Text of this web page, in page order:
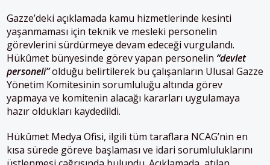
Gazze’deki açıklamada kamu hizmetlerinde kesinti
yaşanmaması için teknik ve mesleki personelin
görevlerini sürdürmeye devam edeceği vurgulandı.
Hükûmet bünyesinde görev yapan personelin “devlet
personeli”olduğu belirtilerek bu çalışanların Ulusal Gazze
Yönetim Komitesinin sorumluluğu altında görev
yapmaya ve komitenin alacağı kararları uygulamaya
hazır oldukları kaydedildi.
Hükûmet Medya Ofisi, ilgili tüm taraflara NCAG’nin en
kısa sürede göreve başlaması ve idari sorumluluklarını